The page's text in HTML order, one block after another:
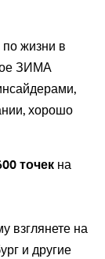
жизни в
ЗИМА
хорошо
точек на
взглянете на
и другие